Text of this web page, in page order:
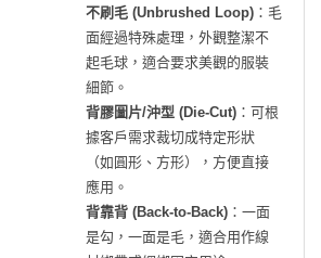
不刷毛 (Unbrushed Loop) ：毛
面經過特殊處理，外觀整潔不
起毛球，適合要求美觀的服裝
細節。
背膠圖片/沖型 (Die-Cut) ：可根
據客戶需求裁切成特定形狀
（如圓形、方形），方便直接
應用。
背靠背 (Back-to-Back) ：一面
是勾，一面是毛，適合用作線